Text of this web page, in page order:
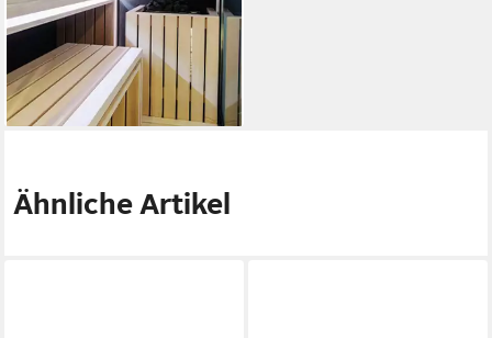
34,99 € UVP 47,95 €
lieferbar - in 4-5 Werktagen bei dir
Ähnliche Artikel